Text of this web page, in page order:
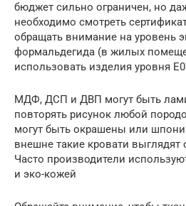
бюджет сильно ограничен, но
необходимо смотреть
обращать внимание на уровень
формальдегида (в жилых
использовать изделия уровня
МДФ, ДСП и ДВП могут быть
повторять рисунок любой
могут быть окрашены или
внешне такие кровати выглядят
Часто производители
и эко-кожей